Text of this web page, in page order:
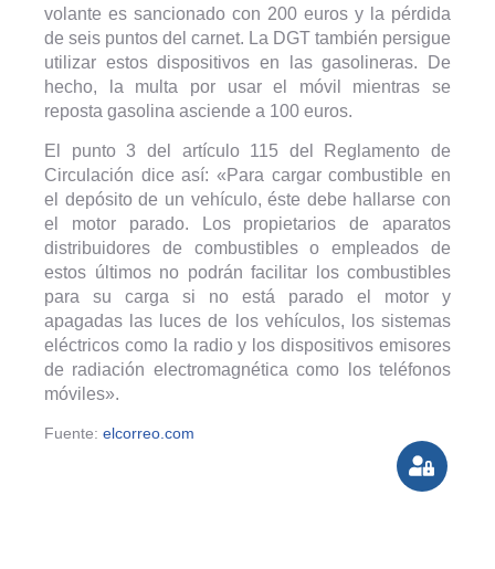
volante es sancionado con 200 euros y la pérdida
de seis puntos del carnet. La DGT también persigue
utilizar estos dispositivos en las gasolineras. De
hecho, la multa por usar el móvil mientras se
reposta gasolina asciende a 100 euros.
El punto 3 del artículo 115 del Reglamento de
Circulación dice así: «Para cargar combustible en
el depósito de un vehículo, éste debe hallarse con
el motor parado. Los propietarios de aparatos
distribuidores de combustibles o empleados de
estos últimos no podrán facilitar los combustibles
para su carga si no está parado el motor y
apagadas las luces de los vehículos, los sistemas
eléctricos como la radio y los dispositivos emisores
de radiación electromagnética como los teléfonos
móviles».
Fuente: elcorreo.com